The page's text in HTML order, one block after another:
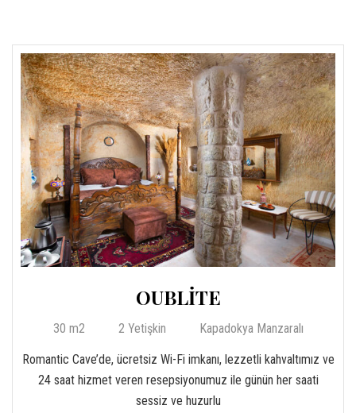
OUBLİTE
30 m2 2 Yetişkin Kapadokya Manzaralı
Romantic Cave’de, ücretsiz Wi-Fi imkanı, lezzetli kahvaltımız ve
24 saat hizmet veren resepsiyonumuz ile günün her saati
sessiz ve huzurlu